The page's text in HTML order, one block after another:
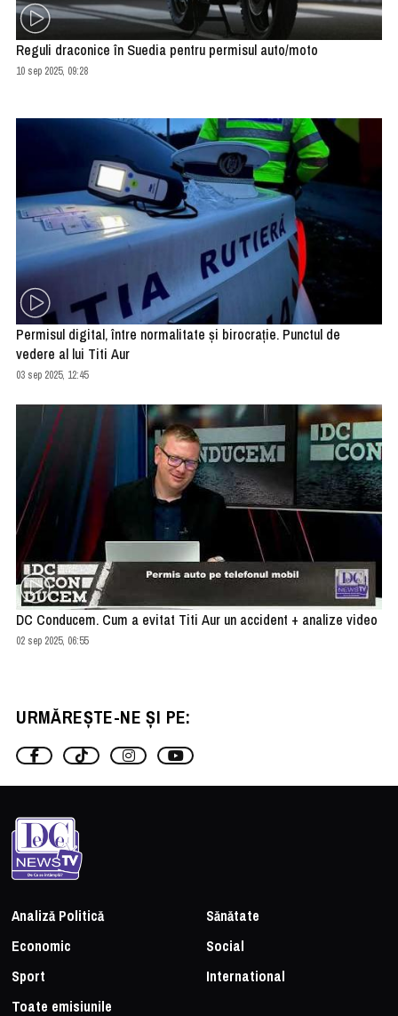
Reguli draconice în Suedia pentru permisul auto/moto
10 sep 2025, 09:28
Permisul digital, între normalitate și birocrație. Punctul de
vedere al lui Titi Aur
03 sep 2025, 12:45
DC Conducem. Cum a evitat Titi Aur un accident + analize video
02 sep 2025, 06:55
URMĂREȘTE-NE ȘI PE:
Analiză Politică
Sănătate
Economic
Social
Sport
International
Toate emisiunile